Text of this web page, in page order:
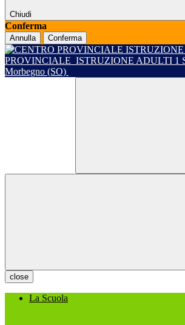
Chiudi
Conferma
Annulla Conferma
PROVINCIALE ISTRUZIONE ADULTI 1
Morbegno (SO)
close
La Scuola